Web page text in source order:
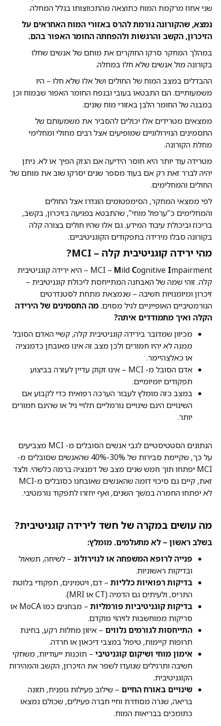
שני אחוז מרקמת המוח כתוצאה מהתכווצותו בגלל המחלה.
נמצא, שהקורונה גורמת להרס באזורי המוח האחראים על
הזיכרון, הקשב והרגשות ולהפחתה החומר האפור בהם.
במהלך המחקר סרקו החוקרים את מוחם של אנשים שחלו
בקורונה מול אנשים שלא חלו במחלה.
ההבדלים במצב המוח של החולים ושל אלו שלא חלו – היו
משמעותיים. הם התבטאו בעובי ובנפח החומר האפור שבמוח וכן
במבנה של החומר הלבן באזורי מוח שונים.
ממצאים מטרידים אלו יכולים להסביר את משמעותם של
התסמינים הנוירולוגיים שמופיעים אצל רבים מחולי ומחלימי
מחלת הקורונה.
מטרידה עוד יותר היא חוסר הידיעה אם הנזק הפיך או לא. ניתן
יהיה לברר זאת רק אם בעוד מספר שנים יסרקו שוב את מוחם של
החולים והמחלימים.
לפי ממצאי המחקר, הסימפטומים הוגדרו אצל החולים
והמחלימים כ”ערפול מוחי”, שהתבטא בפגיעה בזיכרון, בקשב,
בריכוז וביכולת עיבוד המידע. גם אלו שהיו חולים בצורה קלה
בקורונה סבלו מירידה בתפקודים הקוגניטיביים.
מהי ירידה קוגניטיבית קלה – MCI?
MCI – Mild Cognitive I
mpairment – היא ירידה קוגניטיבית
קלה. זוהי שמה של האבחנה המתייחסת ליכולת קוגניטיבית –
זיכרון ומיומנויות חשיבה – שנמצאת מתחת לסטנדרטים
הנורמטיביים האופייניים לגיל מסוים.מה התסמינים של הירידה
הקלה ואיך מתמודדים איתה?
מכיוון שמדובר בירידה קוגניטיבית קלה, קשיי האדם הסובל
ממנה לא יהיו חמורים ולכן מצב זה אינו מאובחן כדמנציה
או כאלצהיימר.
אדם הסובל מ- MCI – אינו זקוק עדיין לעזרה בביצוע
תפקודים יומיומיים.
במצב כזה מומלץ לעבור הערכה רפואית כדי לקבוע אם
השינויים הינם שינויים נורמליים תלויי גיל או שהינם חמורים
יותר.
הנתונים הסטטיסטיים לגבי אנשים הסובלים מ- MCI מצביעים
על כך, שקיימת סבירות של 30%-40% שהאנשים שסובלים מ-
MCI יפתחו תוך חמש שנים מצב של דמנציה ברמה כלשהי. ולצד
זאת, קיים גם סיכוי דומה שהאנשים שאובחנו כסובלים מ-MCI
לא יפתחו החמרה במשך השנים, ואף יחזרו לתפקוד נורמטיבי.
מה עושים במקרה של חשד לירידה קוגניטיבית?
בשלב ראשון – לא מתעלמים. מומלץ:
פנייה לרופא המשפחה או לנוירולוג – לשיחה, תשאול
ובדיקות ראשוניות.
בדיקות רפואיות כלליות – דם, ויטמינים, תפקודי בלוטת
התריס, ולעיתים גם הדמיה (CT או MRI).
בדיקות קוגניטיביות פורמליות
– מבחנים כמו MoCA או
סריקות ממוחשבות לזיהוי מוקדם.
התייחסות לגורמים נלווים – איזון מחלות רקע, בחינת
תרופות קיימות, טיפול במצבי דיכאון או חרדה.
אימון מוחי ושיקום קוגניטיבי – תוכנות ייעודיות, משחקי
חשיבה ותרגילים שנועדו לשפר את הזיכרון, הקשב והמהירות
הקוגניטיבית.
שינויים באורח החיים – שילוב פעילות גופנית, תזונה
בריאה, שגרה מסודרת וחיי חברה פעילים, שכולם נמצאו
כתומכים בבריאות המוח.